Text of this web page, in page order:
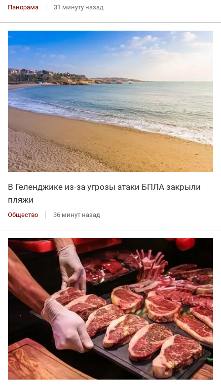
Панорама 31 минуту назад
В Геленджике из-за угрозы атаки БПЛА закрыли
пляжи
Общество 36 минут назад